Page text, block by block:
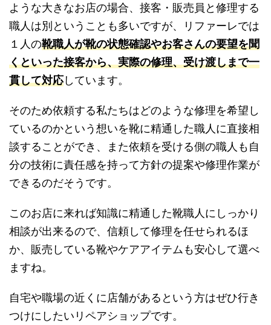
ような大きなお店の場合、接客・販売員と修理する
職人は別ということも多いですが、リファーレでは
１人の靴職人が靴の状態確認やお客さんの要望を聞
くといった接客から、実際の修理、受け渡しまで一
貫して対応しています。
そのため依頼する私たちはどのような修理を希望し
ているのかという想いを靴に精通した職人に直接相
談することができ、また依頼を受ける側の職人も自
分の技術に責任感を持って方針の提案や修理作業が
できるのだそうです。
このお店に来れば知識に精通した靴職人にしっかり
相談が出来るので、信頼して修理を任せられるほ
か、販売している靴やケアアイテムも安心して選べ
ますね。
自宅や職場の近くに店舗があるという方はぜひ行き
つけにしたいリペアショップです。